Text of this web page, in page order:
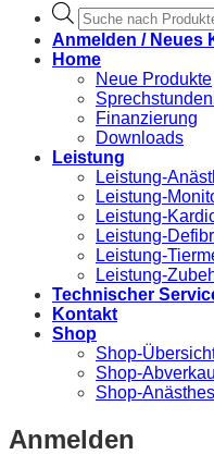
Products
search
Anmelden / Neues
Home
Neue Produkte
Finanzierung
Downloads
Leistung
Leistung-
Leistung-
Leistung-
Leistung-
Leistung-
Leistung-
Technischer
Kontakt
Shop
Shop-
Shop-
Shop-
Anmelden